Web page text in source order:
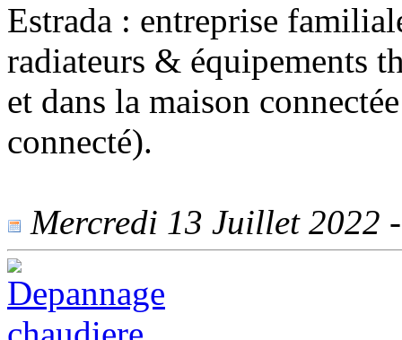
Estrada : entreprise
radiateurs & équipements
et dans la maison
connecté).
Mercredi 13 Juillet 2022